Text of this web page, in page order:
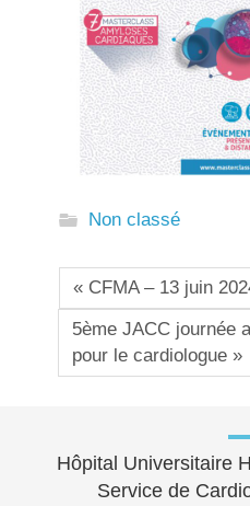
Non classé
« CFMA – 13 juin
5ème JACC journée
pour le cardiologue »
Hôpital Universitaire
Service de